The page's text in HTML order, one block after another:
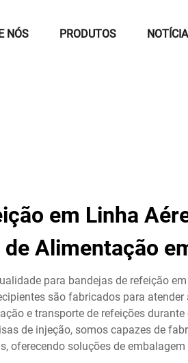
NÓS PRODUTOS
em Linha
Alimentação
para bandejas de refeição
são fabricados para
e transporte de refeições
de injeção, somos capazes de
oferecendo soluções de